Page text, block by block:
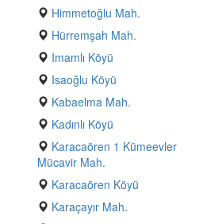
Himmetoğlu Mah.
Hürremşah Mah.
Imamlı Köyü
Isaoğlu Köyü
Kabaelma Mah.
Kadınlı Köyü
Karacaören 1 Kümeevler
Mücavir Mah.
Karacaören Köyü
Karaçayır Mah.